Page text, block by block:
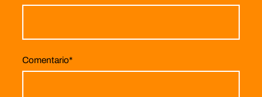
Comentario*